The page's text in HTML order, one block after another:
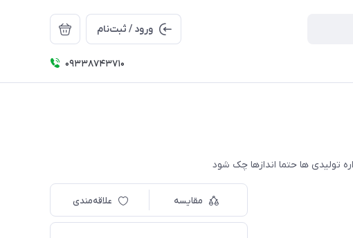
ورود / ثبت‌نام
09338743710
مقایسه علاقه‌مندی